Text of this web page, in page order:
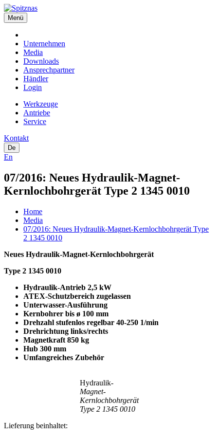
Menü
Unternehmen
Media
Downloads
Ansprechpartner
Händler
Login
Werkzeuge
Antriebe
Service
Kontakt
De
En
07/2016: Neues Hydraulik-Magnet-
Kernlochbohrgerät Type 2 1345 0010
Home
Media
07/2016: Neues Hydraulik-Magnet-Kernlochbohrgerät Type
2 1345 0010
Neues Hydraulik-Magnet-Kernlochbohrgerät
Type 2 1345 0010
Hydraulik-Antrieb 2,5 kW
ATEX-Schutzbereich zugelassen
Unterwasser-Ausführung
Kernbohrer bis ø 100 mm
Drehzahl stufenlos regelbar 40-250 1/min
Drehrichtung links/rechts
Magnetkraft 850 kg
Hub 300 mm
Umfangreiches Zubehör
Hydraulik-
Magnet-
Kernlochbohrgerät
Type 2 1345 0010
Lieferung beinhaltet: